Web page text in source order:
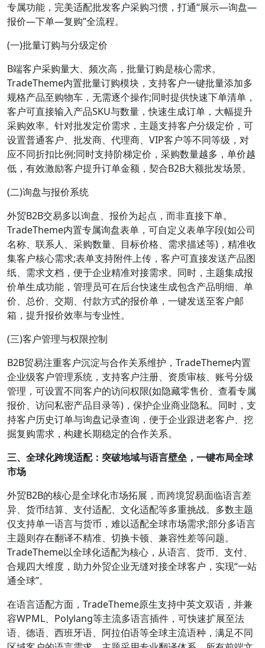
专属功能，完美适配批发客户采购习惯，打通“展示—询盘—
报价—下单—复购”全流程。
(一)批量订购与分级定价
B端客户采购量大、频次高，批量订购是核心需求。
TradeTheme内置批量订购模块，支持客户一键批量添加多
规格产品至购物车，无需逐个操作;同时提供快速下单清单，
客户可直接输入产品SKU与数量，快速生成订单，大幅提升
采购效率。针对批发定价需求，主题支持客户分级定价，可
设置普通客户、批发商、代理商、VIP客户等不同等级，对
应不同折扣比例;同时支持阶梯定价，采购数量越多，单价越
低，有效激励客户提升订单金额，契合B2B大额批发场景。
(二)询盘与报价系统
外贸B2B交易多以询盘、报价为起点，而非直接下单。
TradeTheme内置专属询盘表单，可自定义表单字段(如公司
名称、联系人、采购数量、目标价格、需求描述等)，精准收
集客户核心需求;表单支持附件上传，客户可直接发送产品图
纸、需求文档，便于企业精准对接需求。同时，主题集成报
价单生成功能，管理员可在后台快速生成包含产品明细、单
价、总价、交期、付款方式的报价单，一键发送至客户邮
箱，提升报价效率与专业性。
(三)客户管理与权限控制
B2B贸易注重客户沉淀与合作关系维护，TradeTheme内置
企业级客户管理系统，支持客户注册、资质审核、账号分级
管理，可设置不同客户的访问权限(如隐藏零售价、查看专属
报价、访问私密产品目录等)，保护企业商业隐私。同时，支
持客户历史订单与询盘记录查询，便于企业跟进老客户、挖
掘复购需求，构建长期稳定的合作关系。
三、全球化跨境适配：突破地域与语言壁垒，一键布局全球
市场
外贸B2B的核心是全球化市场拓展，而跨境贸易面临语言差
异、货币结算、支付适配、文化适配等多重挑战。多数主题
仅支持单一语言与货币，难以适配全球市场需求;部分多语言
主题则存在翻译不精准、切换卡顿、兼容性差等问题。
TradeTheme以全球化适配为核心，从语言、货币、支付、
合规四大维度，助力外贸企业无缝对接全球客户，实现“一站
通全球”。
在语言适配方面，TradeTheme原生支持中英文双语，并兼
容WPML、Polylang等主流多语言插件，可快速扩展至法
语、德语、西班牙语、阿拉伯语等全球主流语种，满足不同